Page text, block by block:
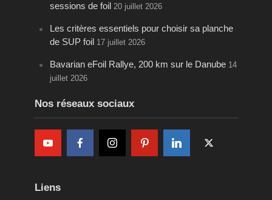
sessions de foil 20 juillet 2026
Les critères essentiels pour choisir sa planche
de SUP foil 17 juillet 2026
Bavarian eFoil Rallye, 200 km sur le Danube 14
juillet 2026
Nos réseaux sociaux
Liens